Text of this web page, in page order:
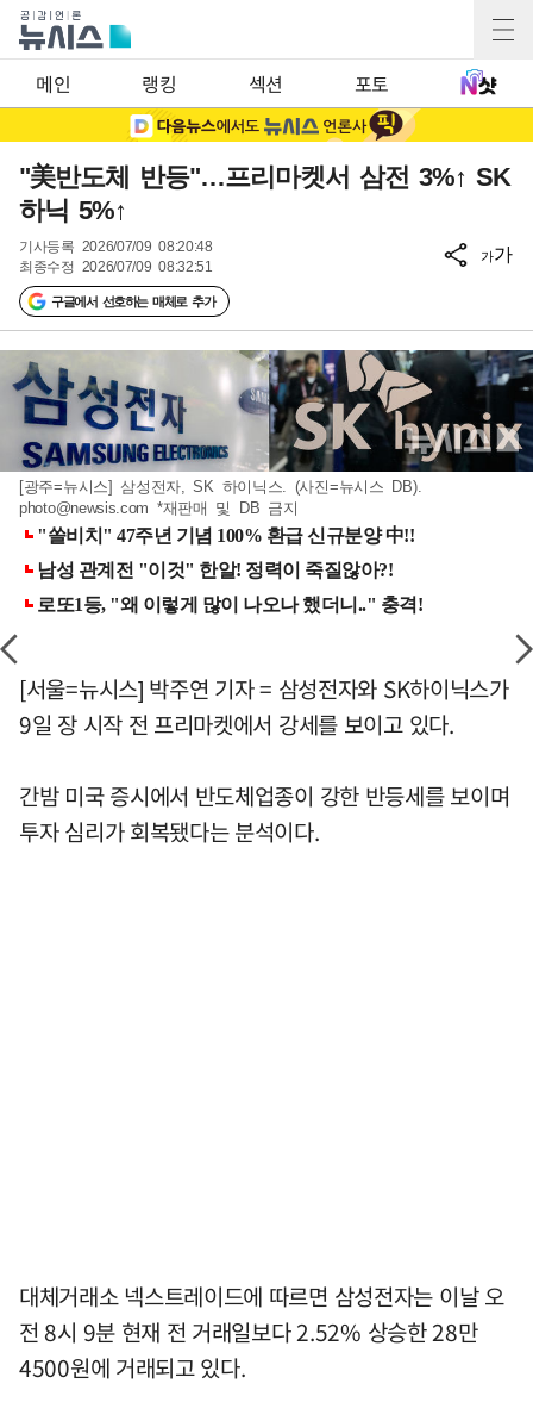
메인 랭킹 섹션 포토
"美반도체 반등"…프리마켓서 삼전 3%↑ SK
하닉 5%↑
기사등록 2026/07/09 08:20:48
최종수정 2026/07/09 08:32:51
구글에서 선호하는 매체로 추가
가가
[광주=뉴시스] 삼성전자, SK 하이닉스. (사진=뉴시스 DB).
photo@newsis.com *재판매 및 DB 금지
[서울=뉴시스] 박주연 기자 = 삼성전자와 SK하이닉스가
9일 장 시작 전 프리마켓에서 강세를 보이고 있다.
간밤 미국 증시에서 반도체업종이 강한 반등세를 보이며
투자 심리가 회복됐다는 분석이다.
대체거래소 넥스트레이드에 따르면 삼성전자는 이날 오
전 8시 9분 현재 전 거래일보다 2.52% 상승한 28만
4500원에 거래되고 있다.